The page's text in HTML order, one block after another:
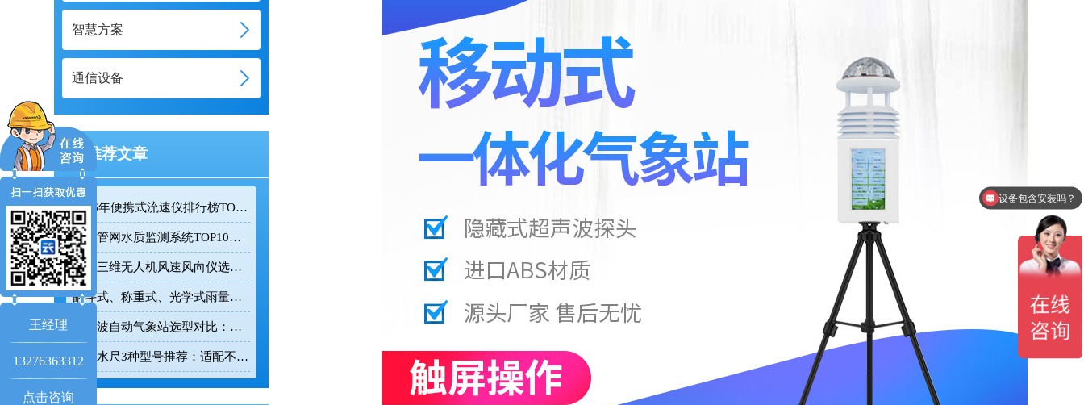
智慧方案
通信设备
推荐文章
2026年便携式流速仪排行榜TOP10：采购前必看的实力榜单
排水管网水质监测系统TOP10推荐榜单
迷你三维无人机风速风向仪选型：云境天合TH-F1H助力空中风场监测
翻斗式、称重式、光学式雨量计精度大横评：哪种雨量计测量最准？
超声波自动气象站选型对比：云境天合 TH-CQX6 与天蔚 TW-CQX5 推荐
电子水尺3种型号推荐：适配不同水深监测场景
王经理
13276363312
点击咨询
设备包含安装吗？